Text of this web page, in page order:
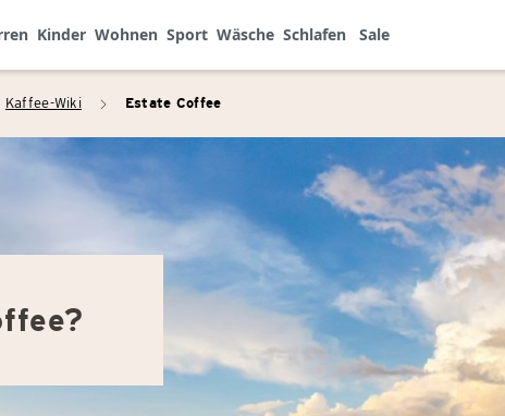
Kinder Wohnen Sport Wäsche Schlafen Sale
Kaffee-Wiki arrow_right Estate Coffee